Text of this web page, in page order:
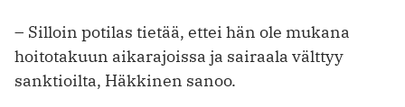
– Silloin potilas tietää, ettei hän ole mukana
hoitotakuun aikarajoissa ja ­sairaala välttyy
sanktioilta, Häkkinen ­sanoo.